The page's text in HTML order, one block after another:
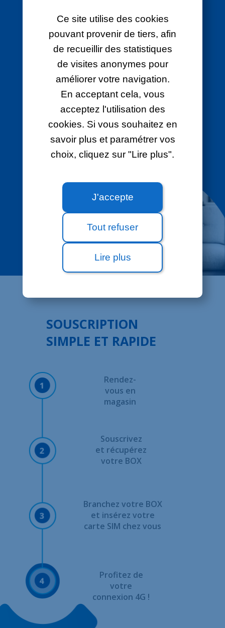
Ce site utilise des cookies
pouvant provenir de tiers, afin
de recueillir des statistiques
de visites anonymes pour
améliorer votre navigation.
En acceptant cela, vous
acceptez l'utilisation des
cookies. Si vous souhaitez en
savoir plus et paramétrer vos
choix, cliquez sur "Lire plus".
J'accepte
Tout refuser
Lire plus
LA BOX 4G POUR QUI
Si vous n’êtes pas éligible à la fibre.
Si votre connexion actuelle est trop lente.
Si vous souhaitez disposer d’une solution
sans câblage.
Si vous souhaitez une connexion Internet
SOUSCRIPTION
SIMPLE ET RAPIDE
Rendez-
vous en
magasin
Souscrivez
et récupérez
votre BOX
Branchez votre BOX
et insérez votre
carte SIM chez vous
Profitez de
votre
connexion 4G !